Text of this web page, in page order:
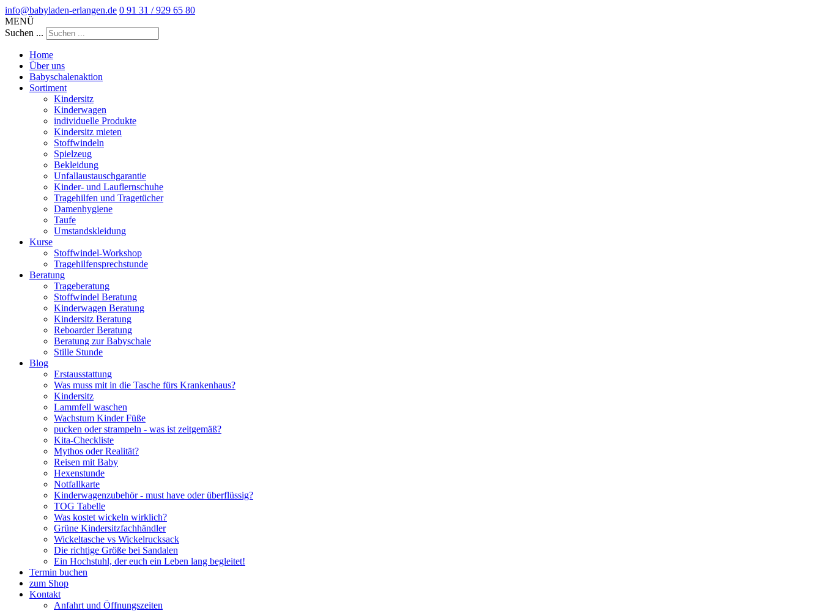
info@babyladen-erlangen.de 0 91 31 / 929 65 80
MENÜ
Suchen ...
Home
Über uns
Babyschalenaktion
Sortiment
Kindersitz
Kinderwagen
individuelle Produkte
Kindersitz mieten
Stoffwindeln
Spielzeug
Bekleidung
Unfallaustauschgarantie
Kinder- und Lauflernschuhe
Tragehilfen und Tragetücher
Damenhygiene
Taufe
Umstandskleidung
Kurse
Stoffwindel-Workshop
Tragehilfensprechstunde
Beratung
Trageberatung
Stoffwindel Beratung
Kinderwagen Beratung
Kindersitz Beratung
Reboarder Beratung
Beratung zur Babyschale
Stille Stunde
Blog
Erstausstattung
Was muss mit in die Tasche fürs Krankenhaus?
Kindersitz
Lammfell waschen
Wachstum Kinder Füße
pucken oder strampeln - was ist zeitgemäß?
Kita-Checkliste
Mythos oder Realität?
Reisen mit Baby
Hexenstunde
Notfallkarte
Kinderwagenzubehör - must have oder überflüssig?
TOG Tabelle
Was kostet wickeln wirklich?
Grüne Kindersitzfachhändler
Wickeltasche vs Wickelrucksack
Die richtige Größe bei Sandalen
Ein Hochstuhl, der euch ein Leben lang begleitet!
Termin buchen
zum Shop
Kontakt
Anfahrt und Öffnungszeiten